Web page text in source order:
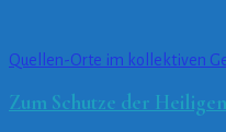
Quellen-Orte im kollektiven
Zum Schutze der